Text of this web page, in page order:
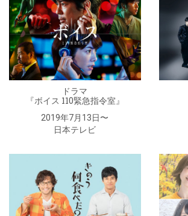
ドラマ
『ボイス 110緊急指令室』
2019年7月13日〜
日本テレビ